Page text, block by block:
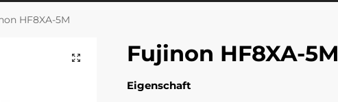
HF8XA-5M
Fujinon HF8XA-5M
Eigenschaft